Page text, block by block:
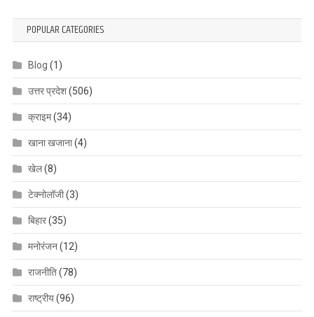
POPULAR CATEGORIES
Blog (1)
उत्तर प्रदेश(506)
क्राइम(34)
खाना खजाना(4)
खेल(8)
टेक्नोलॉजी(3)
बिहार(35)
मनोरंजन(12)
राजनीति(78)
राष्ट्रीय(96)